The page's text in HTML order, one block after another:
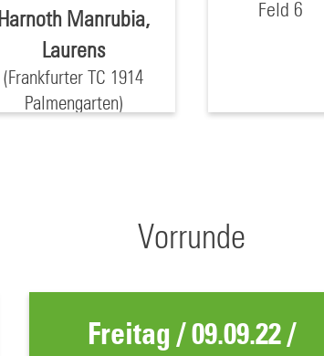
Harnoth Manrubia,
Laurens
(Frankfurter TC 1914
Palmengarten)
Feld 6
Vorrunde
Freitag / 09.09.22 /